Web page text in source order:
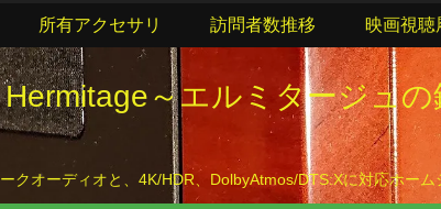
～エルミタージュの
クオーディオと、4K/HDR、DolbyAtmos/DTS:Xに対応ホーム
所有アクセサリ 訪問者数推移 映画視聴